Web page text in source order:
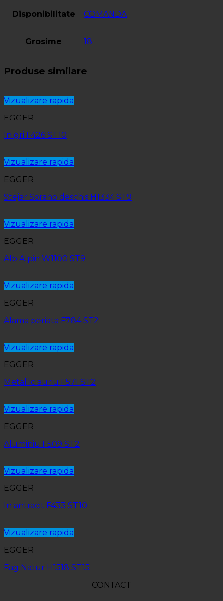
Disponibilitate COMANDA
Grosime 18
Produse similare
Vizualizare rapida
EGGER
In gri F426 ST10
Vizualizare rapida
EGGER
Stejar Sorano deschis H1334 ST9
Vizualizare rapida
EGGER
Alb Alpin W1100 ST9
Vizualizare rapida
EGGER
Alama periata F784 ST2
Vizualizare rapida
EGGER
Metallic auriu F571 ST2
Vizualizare rapida
EGGER
Aluminiu F509 ST2
Vizualizare rapida
EGGER
In antracit F433 ST10
Vizualizare rapida
EGGER
Fag Natur H1518 ST15
CONTACT